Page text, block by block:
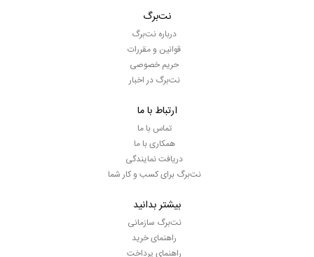
نت‌برگ
درباره نت‌برگ
قوانین و مقررات
حریم خصوصی
نت‌برگ در اخبار
ارتباط با ما
تماس با ما
همکاری با ما
دریافت نمایندگی
نت‌برگ برای کسب و کار شما
بیشتر بدانید
نت‌برگ سازمانی
راهنمای خرید
راهنمای پرداخت